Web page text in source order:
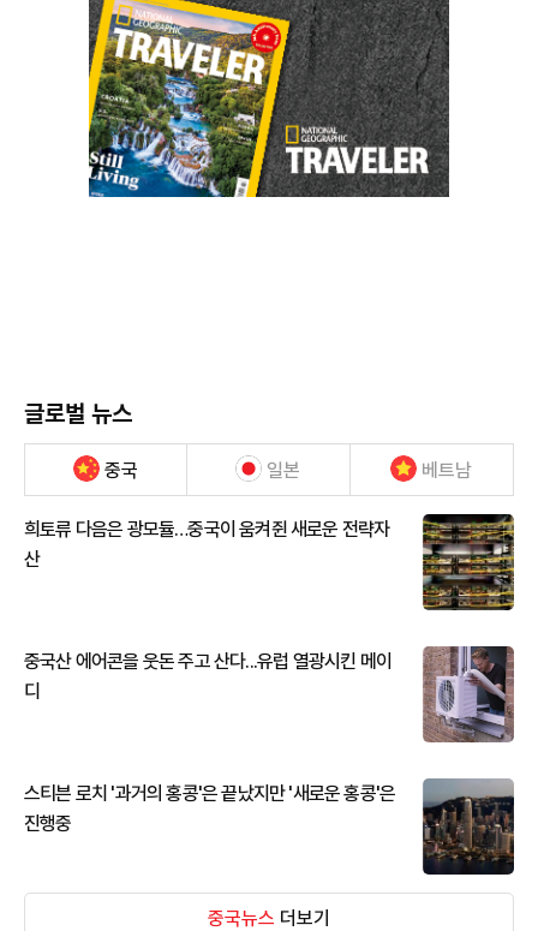
글로벌 뉴스
중국 일본 베트남
희토류 다음은 광모듈…중국이 움켜쥔 새로운 전략자
산
중국산 에어콘을 웃돈 주고 산다...유럽 열광시킨 메이
디
스티븐 로치 '과거의 홍콩'은 끝났지만 '새로운 홍콩'은
진행중
중국뉴스 더보기